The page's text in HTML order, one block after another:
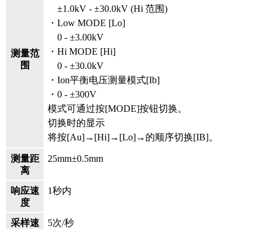
测量范
围
±1.0kV - ±30.0kV (Hi 范围)
・Low MODE [Lo]
0 - ±3.00kV
・Hi MODE [Hi]
0 - ±30.0kV
・Ion平衡电压测量模式[Ib]
・0 - ±300V
模式可通过按[MODE]按钮切换。
切换时的显示
将按[Au]→[Hi]→[Lo]→的顺序切换[IB]。
测量距
离
25mm±0.5mm
响应速
度
1秒内
采样速
5次/秒